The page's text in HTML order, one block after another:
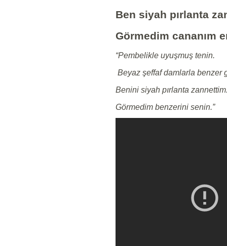
Ben siyah pırlanta
Görmedim cananım
“Pembelikle uyuşmuş tenin.
Beyaz şeffaf damlarla benzer
Benini siyah pırlanta
Görmedim benzerini senin.”